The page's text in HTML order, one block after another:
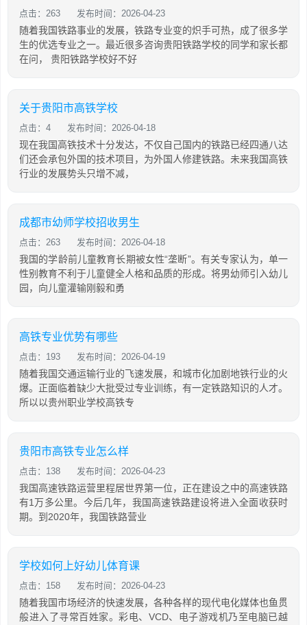
点击：263 发布时间：2026-04-23
随着我国铁路事业的发展，铁路专业变的炽手可热，成了很多学
生的优选专业之一。最近很多咨询贵阳铁路学校的同学和家长都
在问， 贵阳铁路学校好不好
关于贵阳市高铁学校
点击：4 发布时间：2026-04-18
现在我国高铁技术十分发达，不仅自己国内的铁路已经四通八达
们还会承包外国的技术项目，为外国人修建铁路。未来我国高铁
行业的发展势头只增不减，
成都市幼师学校招收男生
点击：263 发布时间：2026-04-18
我国的学龄前儿童教育长期被女性“垄断”。有关专家认为，单一
性别教育不利于儿童健全人格和品质的形成。将男幼师引入幼儿
园，向儿童灌输刚毅和勇
高铁专业优势有哪些
点击：193 发布时间：2026-04-19
随着我国交通运输行业的飞速发展，和城市化加剧地铁行业的火
爆。正面临着缺少大批受过专业训练，有一定铁路知识的人才。
所以以贵州职业学校高铁专
贵阳市高铁专业怎么样
点击：138 发布时间：2026-04-23
我国高速铁路运营里程居世界第一位，正在建设之中的高速铁路
有1万多公里。今后几年，我国高速铁路建设将进入全面收获时
期。到2020年，我国铁路营业
学校如何上好幼儿体育课
点击：158 发布时间：2026-04-23
随着我国市场经济的快速发展，各种各样的现代电化媒体也鱼贯
般进入了寻常百姓家。彩电、VCD、电子游戏机乃至电脑已越